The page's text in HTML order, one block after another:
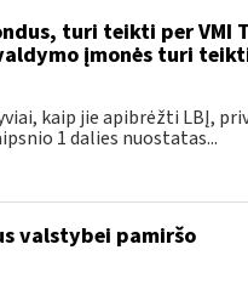
turi teikti per VMI
įmonės turi
kaip jie apibrėžti LBĮ,
1 dalies nuostatas...
valstybei pamiršo